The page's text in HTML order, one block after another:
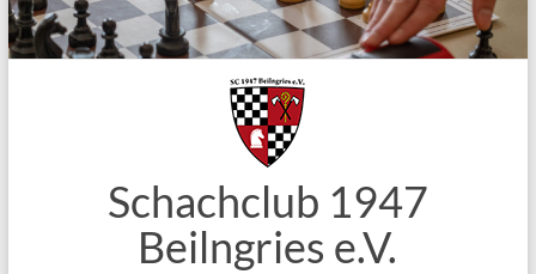
Schachclub 1947
Beilngries e.V.